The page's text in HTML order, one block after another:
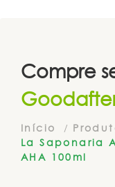
Compre
Início
La Saponaria
AHA 100ml